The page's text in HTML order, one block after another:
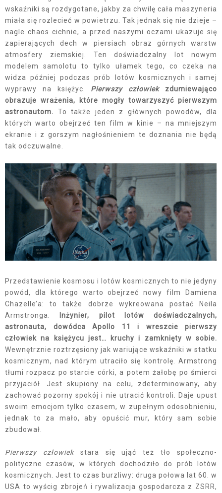
wskaźniki są rozdygotane, jakby za chwilę cała maszyneria
miała się rozlecieć w powietrzu. Tak jednak się nie dzieje –
nagle chaos cichnie, a przed naszymi oczami ukazuje się
zapierających dech w piersiach obraz górnych warstw
atmosfery ziemskiej. Ten doświadczalny lot nowym
modelem samolotu to tylko ułamek tego, co czeka na
widza później podczas prób lotów kosmicznych i samej
wyprawy na księżyc. Pierwszy człowiek zdumiewająco
obrazuje wrażenia, które mogły towarzyszyć pierwszym
astronautom. To także jeden z głównych powodów, dla
których warto obejrzeć ten film w kinie – na mniejszym
ekranie i z gorszym nagłośnieniem te doznania nie będą
tak odczuwalne.
Przedstawienie kosmosu i lotów kosmicznych to nie jedyny
powód, dla którego warto obejrzeć nowy film Damiena
Chazelle’a: to także dobrze wykreowana postać Neila
Armstronga.
Inżynier, pilot lotów doświadczalnych,
astronauta, dowódca Apollo 11 i wreszcie pierwszy
człowiek na księżycu jest… kruchy i zamknięty w sobie.
Wewnętrznie roztrzęsiony jak wariujące wskaźniki w statku
kosmicznym, nad którym utraciło się kontrolę. Armstrong
tłumi rozpacz po starcie córki, a potem żałobę po śmierci
przyjaciół. Jest skupiony na celu, zdeterminowany, aby
zachować pozorny spokój i nie utracić kontroli. Daje upust
swoim emocjom tylko czasem, w zupełnym odosobnieniu,
jednak to za mało, aby opuścić mur, który sam sobie
zbudował.
Pierwszy człowiekstara się ująć też tło społeczno-
polityczne czasów, w których dochodziło do prób lotów
kosmicznych. Jest to czas burzliwy: druga połowa lat 60. w
USA to wyścig zbrojeń i rywalizacja gospodarcza z ZSRR,